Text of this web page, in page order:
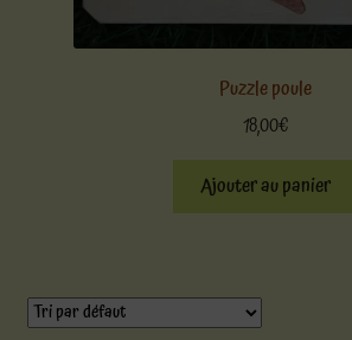
Puzzle poule
18,00€
Ajouter au panier